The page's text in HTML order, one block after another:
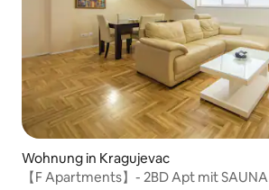
Wohnung in Kragujevac
【F Apartments】- 2BD Apt mit SAUNA